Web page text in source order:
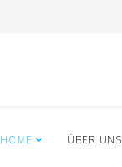
HOME ÜBER UNS